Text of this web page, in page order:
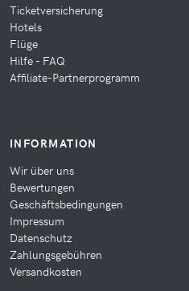
Ticketversicherung
Hotels
Flüge
Hilfe - FAQ
Affiliate-Partnerprogramm
INFORMATION
Wir über uns
Bewertungen
Geschäftsbedingungen
Impressum
Datenschutz
Zahlungsgebühren
Versandkosten